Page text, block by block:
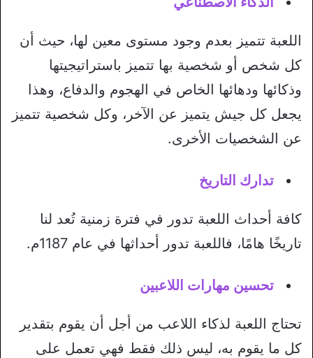
اللعبة تتميز بعدم وجود مستوى معين لها، حيث أن
كل شخص أو شخصية بها تتميز باستراتيجيتها
وذكائها ودهائها الخاص في الهجوم والدفاع، وهذا
يجعل كل جيش يتميز عن الآخر، وكل شخصية تتميز
عن الشخصيات الأخرى.
تدارك التاريخ
كافة أحداث اللعبة تدور في فترة زمنية تُعد لنا
تاريخًا هامًا، فاللعبة تدور أحداثها في عام 1187م.
تحسين مهارات اللاعبين
تحتاج اللعبة لذكاء اللاعب من أجل أن يقوم بتقدير
كل ما يقوم به، ليس ذلك فقط فهي تعمل على